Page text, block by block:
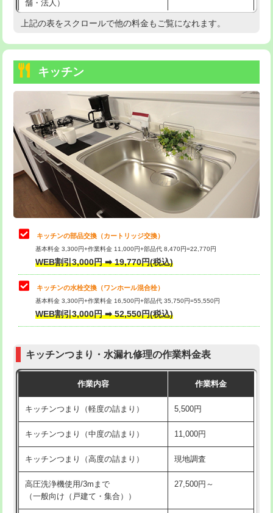
持込商品取付（温水洗浄便座） 22,000円
持込商品取付（普通便座⇔温水洗浄便
22,000円
給水管工事※（ホール加工)
給水管工事※（バンド止め) 3,300円
給水管工事※（支持金具設置) 5,500円
給水管工事※（保温材使用（バンド止
め込み）)
5,500円
給水管工事※（土の掘削・埋め戻し作
11,000円
給水管工事※（塩ビ管（VP・HI）使
用/3ｍまで)
給水管工事※（塩ビ管（VP・HI）使
用（追加）/3ｍ超え)
給水管工事※（ライニング鋼管・銅
管・ポリ管・HT管使用/3ｍまで)
44,000円
管・ポリ管・HT管使用/3ｍ超え)
排水管工事（土の掘削・埋め戻し作
11,000円~
排水管工事（排水管工事/3ｍまで） 55,000円
排水管工事（追加 排水管工事/3ｍ超
+11,000円
マス交換（土の掘削・埋め戻し作業）
マス交換（深さ50㎝未満）
舗・法人）
高度高圧洗浄換 現地調査
トーラー機使用/3mまで
追加トーラー機使用/3m超え +3,300円
カメラ調査 33,000円
桝清掃 8,800円
止水・漏水調査・防水処理・清掃・修
理・調整・分解・加工など（軽作業）
11,000円
止水・漏水調査・防水処理・清掃・修
理・調整・分解・加工など（中作業）
22,000円
止水・漏水調査・防水処理・清掃・修
理・調整・分解・加工など（重作業）
33,000円
お風呂タンク脱着
その他部品の脱着
式・ワンホール）)
交換・取付(排水栓・排水トラップ
22,000円+材料費
持込商品取付（単水栓）
上記の表をスクロールで他の料金もご覧になれます。
キッチン
キッチンの部品交換（カートリッジ交換）
基本料金 3,300円+作業料金 11,000円+部品代 8,470円=22,770円
WEB割引3,000円 ➡ 19,770円(税込)
キッチンの水栓交換（ワンホール混合栓）
基本料金 3,300円+作業料金 16,500円+部品代 35,750円=55,550円
WEB割引3,000円 ➡ 52,550円(税込)
キッチンつまり・水漏れ修理の作業料金表
作業内容 作業料金
キッチンつまり（軽度の詰まり） 5,500円
キッチンつまり（中度の詰まり） 11,000円
キッチンつまり（高度の詰まり） 現地調査
高圧洗浄機使用/3mまで
（一般向け（戸建て・集合））
27,500円～